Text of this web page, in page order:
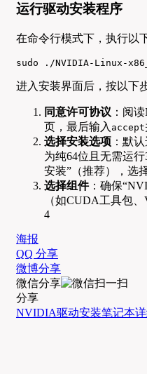
运行驱动安装程序
在命令行模式下，执行以
sudo ./NVIDIA-Linux-
进入安装界面后，按以下
同意许可协议 ：阅
页，最后输入 accept
选择安装选项 ：默
为纯64位且无需运
安装”（推荐），选
选择组件：确保
（如CUDA工具包
4
海报
QQ 分享
微博分享
微信分享
分享
NVIDIA驱动安装笔记本